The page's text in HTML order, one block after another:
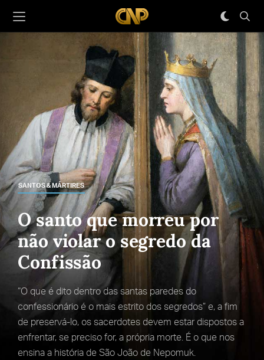
SANTOS & MÁRTIRES
O santo que morreu por
não violar o segredo da
Confissão
“O que é dito dentro das santas paredes do
confessionário é o mais estrito dos segredos” e, a fim
de preservá-lo, os sacerdotes devem estar dispostos a
enfrentar, se preciso for, a própria morte. É o que nos
ensina a história de São João de Nepomuk.